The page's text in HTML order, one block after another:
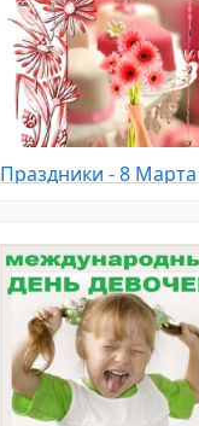
Праздники - 8 Марта